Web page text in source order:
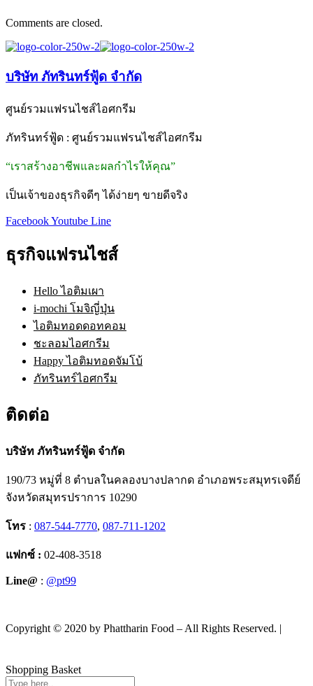
Comments are closed.
บริษัท ภัทรินทร์ฟู้ด จำกัด
ศูนย์รวมแฟรนไชส์ไอศกรีม
ภัทรินทร์ฟู้ด : ศูนย์รวมแฟรนไชส์ไอศกรีม
“เราสร้างอาชีพและผลกำไรให้คุณ”
เป็นเจ้าของธุรกิจดีๆ ได้ง่ายๆ ขายดีจริง
FacebookYoutube Line
ธุรกิจแฟรนไชส์
Hello ไอติมเผา
i-mochi โมจิญี่ปุ่น
ไอติมทอดดอทคอม
ชะลอมไอศกรีม
Happy ไอติมทอดจัมโบ้
ภัทรินทร์ไอศกรีม
ติดต่อ
บริษัท ภัทรินทร์ฟู้ด จำกัด
190/73 หมู่ที่ 8 ตำบลในคลองบางปลากด อำเภอพระสมุทรเจดีย์
จังหวัดสมุทรปราการ 10290
โทร : 087-544-7770, 087-711-1202
แฟกซ์ : 02-408-3518
Line@ : @pt99
Copyright © 2020 by Phattharin Food – All Rights Reserved. |
Shopping Basket